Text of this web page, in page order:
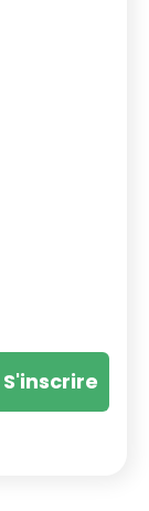
S'inscrire